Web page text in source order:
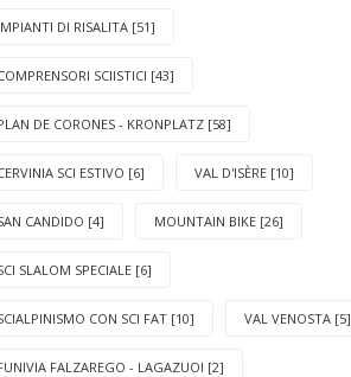
DI RISALITA [51]
SCIISTICI [43]
DE CORONES - KRONPLATZ [58]
SCI ESTIVO [6] VAL D'ISÈRE [10]
CANDIDO [4] MOUNTAIN BIKE [26]
SLALOM SPECIALE [6]
CON SCI FAT [10] VAL VENOSTA [5]
FALZAREGO - LAGAZUOI [2]